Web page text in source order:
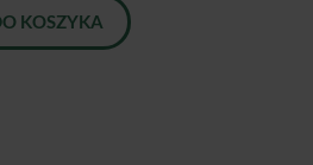
KOSZYKA